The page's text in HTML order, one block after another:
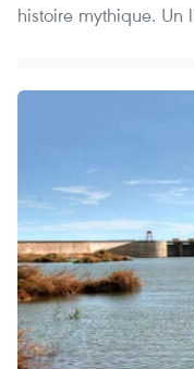
histoire mythique.